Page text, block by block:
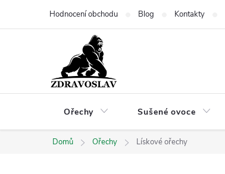
Hodnocení obchodu Blog Kontakty
Ořechy Sušené ovoce
Domů Ořechy Lískové ořechy